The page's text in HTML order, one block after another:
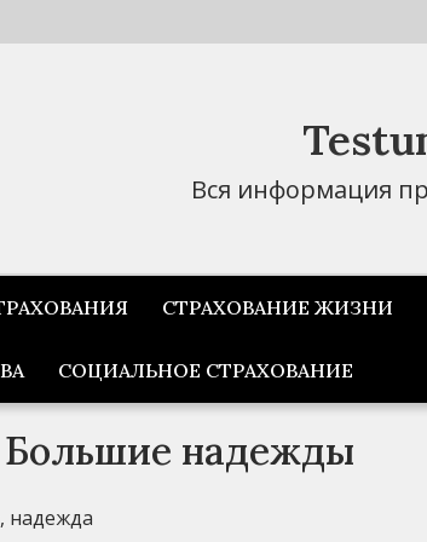
Вся информация
СТРАХОВАНИЕ ЖИЗНИ
СОЦИАЛЬНОЕ СТРАХОВАНИЕ
надежды
надежда